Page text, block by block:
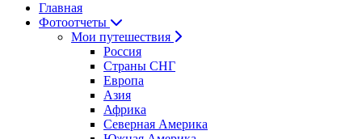
Главная
Фотоотчеты
Мои путешествия
Россия
Страны СНГ
Европа
Азия
Африка
Северная Америка